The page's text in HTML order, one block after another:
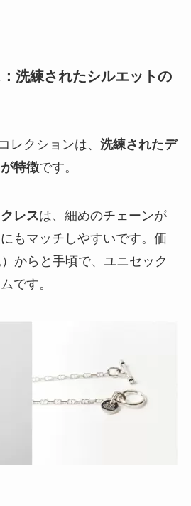
洗練されたシルエットの
レクションは、 洗練されたデ
特徴です。
レスは、 細めのチェーンが
もマッチしやすいです。価
からと手頃で、ユニセック
です。